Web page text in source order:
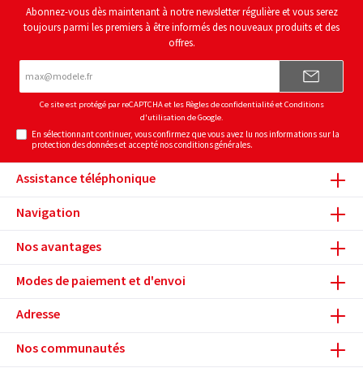
Abonnez-vous dès maintenant à notre newsletter régulière et vous serez
toujours parmi les premiers à être informés des nouveaux produits et des
offres.
mail*
Ce site est protégé par reCAPTCHA et les Règles de confidentialitéetConditions
d'utilisation de Google.
En sélectionnant continuer, vous confirmez que vous avez lu nos informations sur la
protection des donnéeset accepté nosconditions générales.
Assistance téléphonique
Navigation
Nos avantages
Modes de paiement et d'envoi
Adresse
Nos communautés